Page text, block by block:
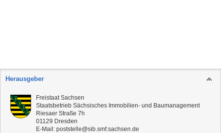
Herausgeber
Freistaat Sachsen
Staatsbetrieb Sächsisches Immobilien- und Baumanagement
Riesaer Straße 7h
01129 Dresden
E-Mail: poststelle@sib.smf.sachsen.de